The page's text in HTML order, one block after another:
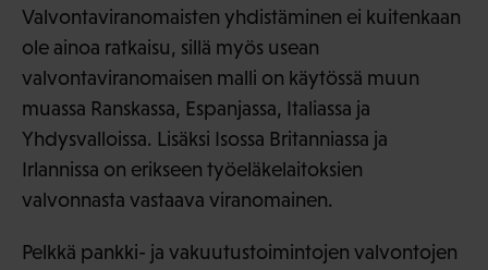
Valvontaviranomaisten yhdistäminen ei kuitenkaan
ole ainoa ratkaisu, sillä myös usean
valvontaviranomaisen malli on käytössä muun
muassa Ranskassa, Espanjassa, Italiassa ja
Yhdysvalloissa. Lisäksi Isossa Britanniassa ja
Irlannissa on erikseen työeläkelaitoksien
valvonnasta vastaava viranomainen.
Pelkkä pankki- ja vakuutustoimintojen valvontojen